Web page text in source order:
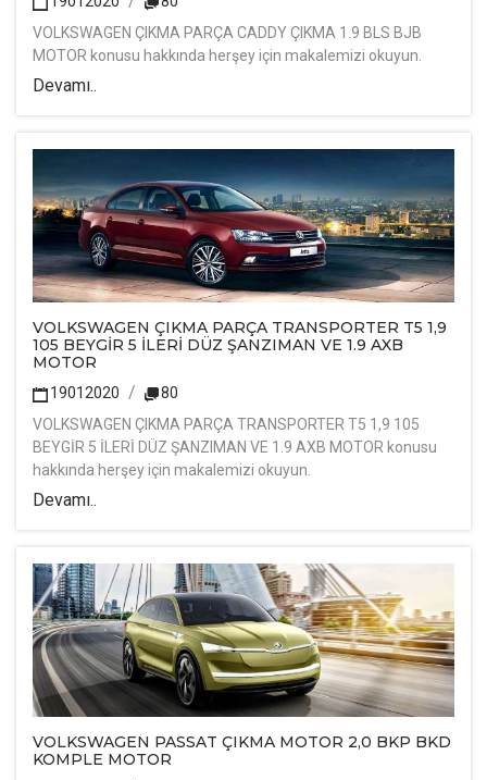
VOLKSWAGEN ÇIKMA PARÇA CADDY ÇIKMA 1.9 BLS BJB
MOTOR konusu hakkında herşey için makalemizi okuyun.
Devamı..
VOLKSWAGEN ÇIKMA PARÇA TRANSPORTER T5 1,9
105 BEYGİR 5 İLERİ DÜZ ŞANZIMAN VE 1.9 AXB
MOTOR
19012020
80
VOLKSWAGEN ÇIKMA PARÇA TRANSPORTER T5 1,9 105
BEYGİR 5 İLERİ DÜZ ŞANZIMAN VE 1.9 AXB MOTOR konusu
hakkında herşey için makalemizi okuyun.
Devamı..
VOLKSWAGEN PASSAT ÇIKMA MOTOR 2,0 BKP BKD
KOMPLE MOTOR